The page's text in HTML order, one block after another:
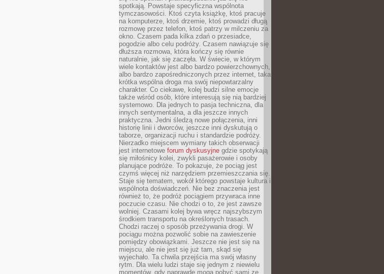
spotkają. Powstaje specyficzna wspólnota
tymczasowości. Ktoś czyta książkę, ktoś pracuje
na komputerze, ktoś drzemie, ktoś prowadzi długą
rozmowę przez telefon, ktoś patrzy w milczeniu za
okno. Czasem pada kilka zdań o przesiadce,
pogodzie albo celu podróży. Czasem nawiązuje się
dłuższa rozmowa, która kończy się równie
naturalnie, jak się zaczęła. W świecie, w którym
wiele kontaktów jest albo bardzo powierzchownych,
albo bardzo zapośredniczonych przez internet, taka
krótka wspólna droga ma swój niepowtarzalny
charakter. Co ciekawe, kolej budzi silne emocje
także wśród osób, które interesują się nią bardziej
systemowo. Dla jednych to pasja techniczna, dla
innych sentymentalna, a dla jeszcze innych
praktyczna. Jedni śledzą nowe połączenia, inni
historię linii i dworców, jeszcze inni dyskutują o
taborze, organizacji ruchu i standardzie podróży.
Nierzadko miejscem wymiany takich obserwacji
jest internetowe forum dyskusyjne gdzie spotykają
się miłośnicy kolei, zwykli pasażerowie i osoby
planujące podróże. To pokazuje, że pociąg jest
czymś więcej niż narzędziem przemieszczania się.
Staje się tematem, wokół którego powstaje kultura i
wspólnota doświadczeń. Nie bez znaczenia jest
również to, że podróż pociągiem przywraca inne
poczucie czasu. Nie chodzi o to, że jest zawsze
wolniej. Czasami kolej bywa wręcz najszybszym
środkiem transportu na określonych trasach.
Chodzi raczej o sposób przeżywania drogi. W
pociągu można pozwolić sobie na zawieszenie
pomiędzy obowiązkami. Jeszcze nie jest się na
miejscu, ale nie jest się już tam, skąd się
wyjechało. Ta chwila przejścia ma swój własny
rytm. Dla wielu ludzi staje się jednym z niewielu
momentów, gdy naprawdę mogą pobyć sami ze